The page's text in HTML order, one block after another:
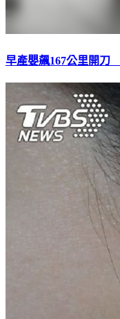
早產嬰飆167公里開刀